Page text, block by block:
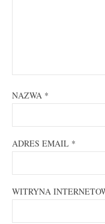
NAZWA *
ADRES EMAIL *
WITRYNA